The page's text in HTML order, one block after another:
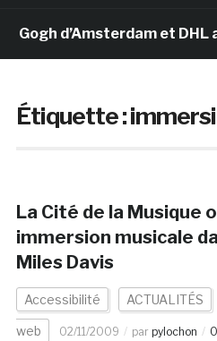
d’Amsterdam et DHL
Étiquette :
La Cité de la Musique
immersion musicale
Miles Davis
Accessibilité ACTUALITÉS
web 02/11/2009 par pylochon